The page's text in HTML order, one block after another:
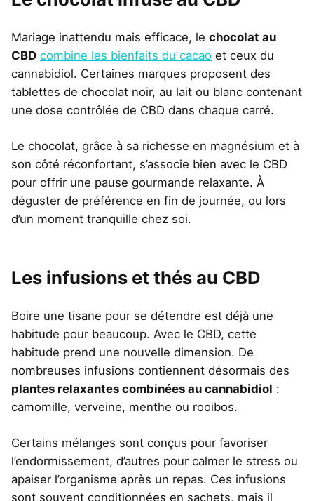
Mariage inattendu mais efficace, le chocolat au
CBD combine les bienfaits du cacao et ceux du
cannabidiol. Certaines marques proposent des
tablettes de chocolat noir, au lait ou blanc contenant
une dose contrôlée de CBD dans chaque carré.
Le chocolat, grâce à sa richesse en magnésium et à
son côté réconfortant, s’associe bien avec le CBD
pour offrir une pause gourmande relaxante. À
déguster de préférence en fin de journée, ou lors
d’un moment tranquille chez soi.
Les infusions et thés au CBD
Boire une tisane pour se détendre est déjà une
habitude pour beaucoup. Avec le CBD, cette
habitude prend une nouvelle dimension. De
nombreuses infusions contiennent désormais des
plantes relaxantes combinées au cannabidiol :
camomille, verveine, menthe ou rooibos.
Certains mélanges sont conçus pour favoriser
l’endormissement, d’autres pour calmer le stress ou
apaiser l’organisme après un repas. Ces infusions
sont souvent conditionnées en sachets, mais il